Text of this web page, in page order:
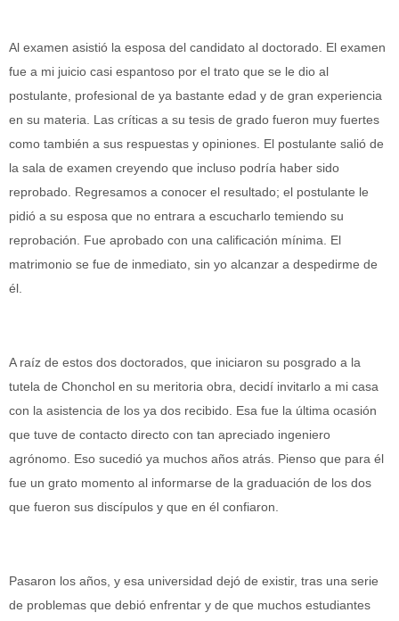
Al examen asistió la esposa del candidato al doctorado. El examen
fue a mi juicio casi espantoso por el trato que se le dio al
postulante, profesional de ya bastante edad y de gran experiencia
en su materia. Las críticas a su tesis de grado fueron muy fuertes
como también a sus respuestas y opiniones. El postulante salió de
la sala de examen creyendo que incluso podría haber sido
reprobado. Regresamos a conocer el resultado; el postulante le
pidió a su esposa que no entrara a escucharlo temiendo su
reprobación. Fue aprobado con una calificación mínima. El
matrimonio se fue de inmediato, sin yo alcanzar a despedirme de
él.
A raíz de estos dos doctorados, que iniciaron su posgrado a la
tutela de Chonchol en su meritoria obra, decidí invitarlo a mi casa
con la asistencia de los ya dos recibido. Esa fue la última ocasión
que tuve de contacto directo con tan apreciado ingeniero
agrónomo. Eso sucedió ya muchos años atrás. Pienso que para él
fue un grato momento al informarse de la graduación de los dos
que fueron sus discípulos y que en él confiaron.
Pasaron los años, y esa universidad dejó de existir, tras una serie
de problemas que debió enfrentar y de que muchos estudiantes